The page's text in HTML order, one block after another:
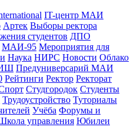
IT-центр МАИ
Артек Выборы ректора
студентов ДПО
МАИ-95 Мероприятия для
Наука НИРС Новости Облако
Предуниверсарий МАИ
Рейтинги Ректор Ректорат
Студгородок Студенты
Трудоустройство Туториалы
Учёба Форумы и
управления Юбилеи